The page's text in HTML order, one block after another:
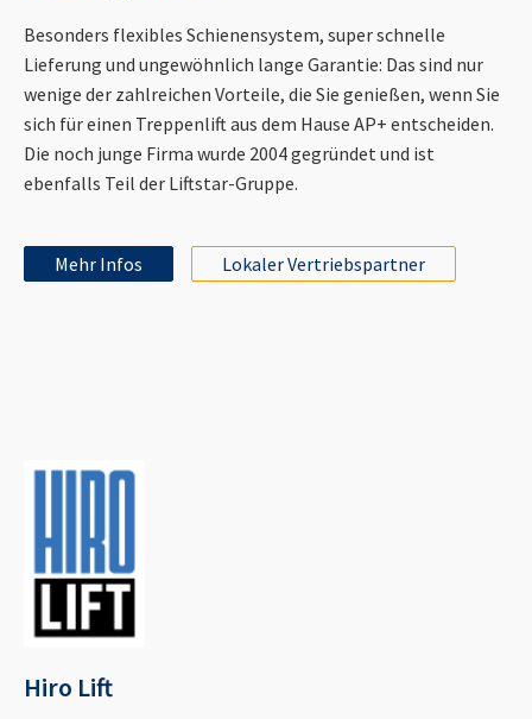
Besonders flexibles Schienensystem, super schnelle
Lieferung und ungewöhnlich lange Garantie: Das sind nur
wenige der zahlreichen Vorteile, die Sie genießen, wenn Sie
sich für einen Treppenlift aus dem Hause AP+ entscheiden.
Die noch junge Firma wurde 2004 gegründet und ist
ebenfalls Teil der Liftstar-Gruppe.
Mehr Infos Lokaler Vertriebspartner
Hiro Lift